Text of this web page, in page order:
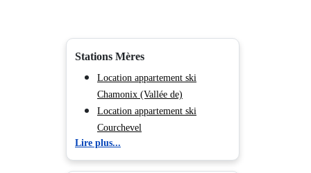
Stations Mères
Location appartement ski
Chamonix (Vallée de)
Location appartement ski
Courchevel
Location appartement ski Méribel
Location appartement ski Les
Lire plus...